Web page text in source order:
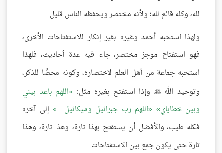
لله، وكله قائم لله؛ ولأنه مختصر ويحفظه الناس قليل.
ولهذا استحبه أحمد وغيره بغير إنكار للاستفتاحات الأخرى،
فهو استفتاح موجز مختصر، جاء فيه عدة أحاديث، فلهذا
استحبه جماعة من أهل العلم لاختصاره، وكونه محضًا للذكر،
وتوحيد الله وإذا استفتح بغيره مثل:
اللهم باعد بيني
وبين خطاياي
اللهم رب جبرائيل وميكائيل..
إلى آخره
فكله طيب، والأفضل أن يستفتح بهذا تارة، وهذا تارة، وهذا
تارة حتى يكون جمع بين الاستفتاحات.